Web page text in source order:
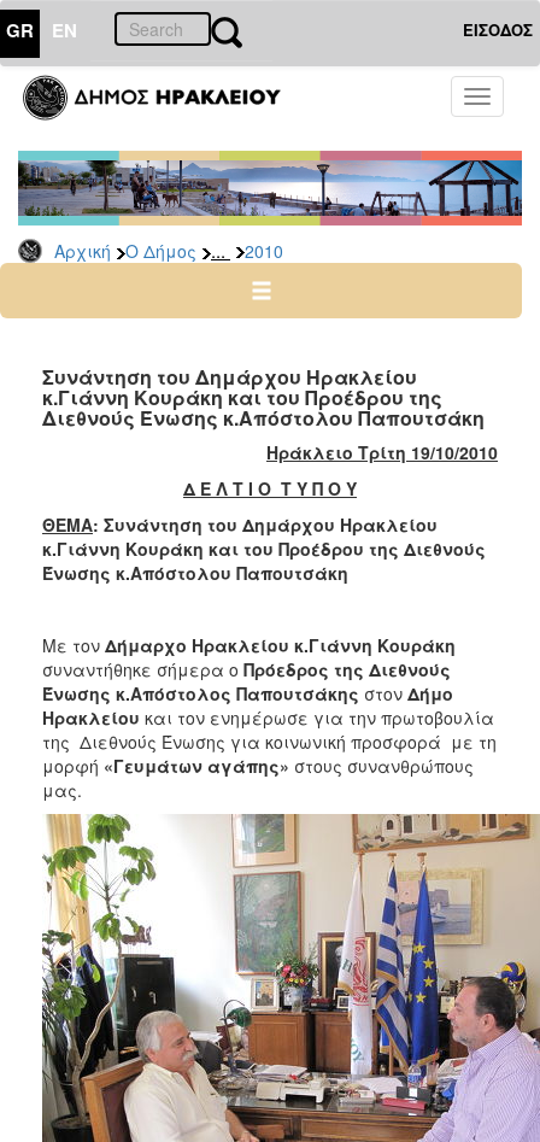
GR EN ΕΙΣΟΔΟΣ
Toggle
Αρχική Ο Δήμος ... 2010
ΔΗΜΟΣ
Δελτία
Τύπου
Αρχείο
2026
2024
2022
2021
2018
2017
2015
2013
2012
2011
2006
ΤΟΠΟΣ
ΠΟΛΙΤΙΣΜΟΣ
ΑΝΘΕΚΤΙΚΗ
Συνάντηση του Δημάρχου Ηρακλείου
κ.Γιάννη Κουράκη και του Προέδρου της
Διεθνούς Ένωσης κ.Απόστολου Παπουτσάκη
Ηράκλειο Τρίτη 19/10/2010
Δ Ε Λ Τ Ι Ο Τ Υ Π Ο Υ
ΘΕΜΑ: Συνάντηση του Δημάρχου Ηρακλείου
κ.Γιάννη Κουράκη και του Προέδρου της Διεθνούς
Ένωσης κ.Απόστολου Παπουτσάκη
Με τον Δήμαρχο Ηρακλείου κ.Γιάννη Κουράκη
συναντήθηκε σήμερα ο Πρόεδρος της Διεθνούς
Ένωσης κ.Απόστολος Παπουτσάκης στον Δήμο
Ηρακλείου και τον ενημέρωσε για την πρωτοβουλία
της Διεθνούς Ένωσης για κοινωνική προσφορά με τη
μορφή «Γευμάτων αγάπης» στους συνανθρώπους
μας.